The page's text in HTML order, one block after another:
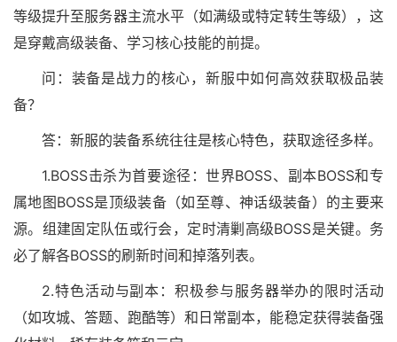
等级提升至服务器主流水平（如满级或特定转生等级），这
是穿戴高级装备、学习核心技能的前提。
问：装备是战力的核心，新服中如何高效获取极品装
备？
答：新服的装备系统往往是核心特色，获取途径多样。
1.BOSS击杀为首要途径：世界BOSS、副本BOSS和专
属地图BOSS是顶级装备（如至尊、神话级装备）的主要来
源。组建固定队伍或行会，定时清剿高级BOSS是关键。务
必了解各BOSS的刷新时间和掉落列表。
2.特色活动与副本：积极参与服务器举办的限时活动
（如攻城、答题、跑酷等）和日常副本，能稳定获得装备强